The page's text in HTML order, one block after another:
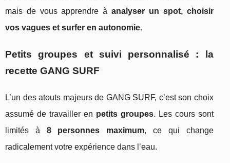
mais de vous apprendre àanalyser un spot, choisir
vos vagues et surfer en autonomie.
Petits groupes et suivi personnalisé : la
recette GANG SURF
L’un des atouts majeurs de GANG SURF, c’est son choix
assumé de travailler en petits groupes. Les cours sont
limités à 8 personnes maximum, ce qui change
radicalement votre expérience dans l’eau.